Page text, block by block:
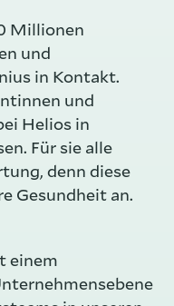
Millionen
und
in Kontakt.
und
Helios in
Für sie alle
denn diese
Gesundheit an.
einem